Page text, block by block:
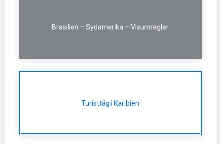
Brasilien – Sydamerika – Visumregler
Turisttåg i Karibien